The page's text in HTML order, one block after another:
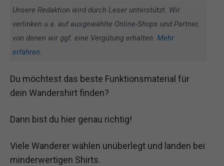
Unsere Redaktion wird durch Leser unterstützt. Wir
verlinken u.a. auf ausgewählte Online-Shops und Partner,
von denen wir ggf. eine Vergütung erhalten. Mehr
erfahren.
Du möchtest das beste Funktionsmaterial für
dein Wandershirt finden?
Dann bist du hier genau richtig!
Viele Wanderer wählen unüberlegt und landen bei
minderwertigen Shirts.